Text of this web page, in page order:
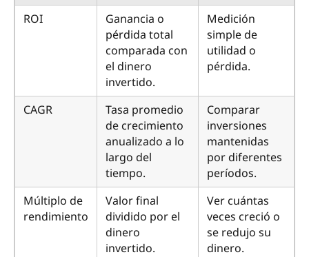
ROI
Ganancia o
pérdida total
comparada con
el dinero
invertido.
Medición
simple de
utilidad o
pérdida.
CAGR
Tasa promedio
de crecimiento
anualizado a lo
largo del
tiempo.
Comparar
inversiones
mantenidas
por diferentes
períodos.
Múltiplo de
rendimiento
Valor final
dividido por el
dinero
invertido.
Ver cuántas
veces creció o
se redujo su
dinero.